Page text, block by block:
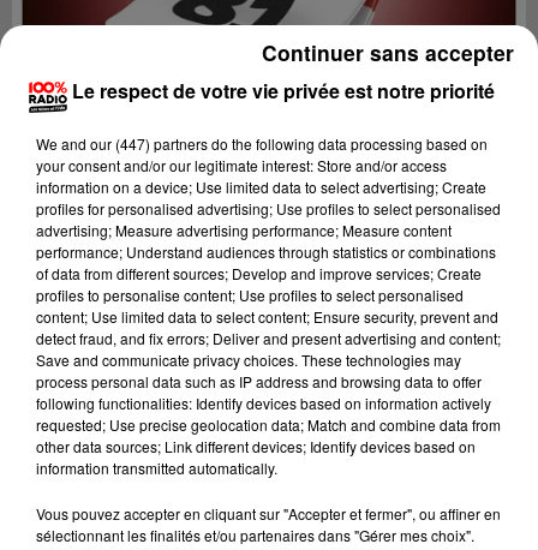
Lecture (1 min 14 sec)
100%
100% Radio l'agenda du sud Tarn
12 novembre 2024 - 1 min 14 sec
Le respect de votre vie privée est notre priorité
We and our (447) partnersdo the following data processing based on
your consent and/or our legitimate interest: Store and/or access
information on a device; Use limited data to select advertising; Create
profiles for personalised advertising; Use profiles to select personalised
advertising; Measure advertising performance; Measure content
performance; Understand audiences through statistics or combinations
of data from different sources; Develop and improve services; Create
profiles to personalise content; Use profiles to select personalised
content; Use limited data to select content; Ensure security, prevent and
detect fraud, and fix errors; Deliver and present advertising and content;
Save and communicate privacy choices. These technologies may
process personal data such as IP address and browsing data to offer
following functionalities: Identify devices based on information actively
requested; Use precise geolocation data; Match and combine data from
other data sources; Link different devices; Identify devices based on
information transmitted automatically.
Vous pouvez accepter en cliquant sur "Accepter et fermer", ou affiner en
sélectionnant les finalités et/ou partenaires dans "Gérer mes choix".
Continuer sans accepter